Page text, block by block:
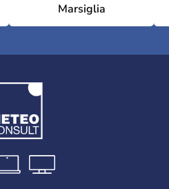
Marsiglia